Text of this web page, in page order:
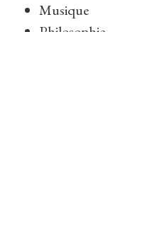
Musique
Philosophie